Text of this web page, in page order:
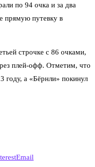
по 94 очка и за два
прямую путевку в
строчке с 86 очками,
плей-офф. Отметим, что
году, а «Бёрнли» покинул
Email